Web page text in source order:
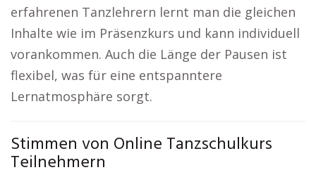
erfahrenen Tanzlehrern lernt man die gleichen
Inhalte wie im Präsenzkurs und kann individuell
vorankommen. Auch die Länge der Pausen ist
flexibel, was für eine entspanntere
Lernatmosphäre sorgt.
Stimmen von Online Tanzschulkurs
Teilnehmern